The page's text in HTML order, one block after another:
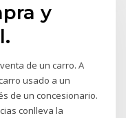
y
de un carro. A
usado a un
de un concesionario.
conlleva la